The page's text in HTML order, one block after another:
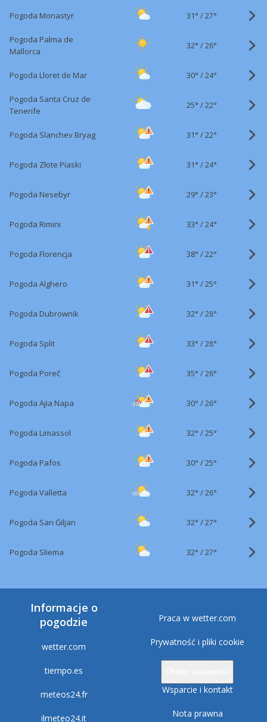
Pogoda Monastyr 31° /27°
Pogoda Palma de
Mallorca
32° /26°
Pogoda Lloret de Mar 30° /24°
Pogoda Santa Cruz de
Tenerife
25° /22°
Pogoda Slanchev Bryag 31° /22°
Pogoda Złote Piaski 31° /24°
Pogoda Nesebyr 29° /23°
Pogoda Rimini 33° /24°
Pogoda Florencja 38° /22°
Pogoda Alghero 31° /25°
Pogoda Dubrownik 32° /28°
Pogoda Split 33° /28°
Pogoda Poreč 35° /26°
Pogoda Ajia Napa 30° /26°
Pogoda Limassol 32° /25°
Pogoda Pafos 30° /25°
Pogoda Valletta 32° /26°
Pogoda San Ġiljan 32° /27°
Pogoda Sliema 32° /27°
Informacje o
pogodzie
wetter.com
tiempo.es
meteos24.fr
ilmeteo24.it
Praca w wetter.com
Prywatność i pliki cookie
Wsparcie i kontakt
Nota prawna